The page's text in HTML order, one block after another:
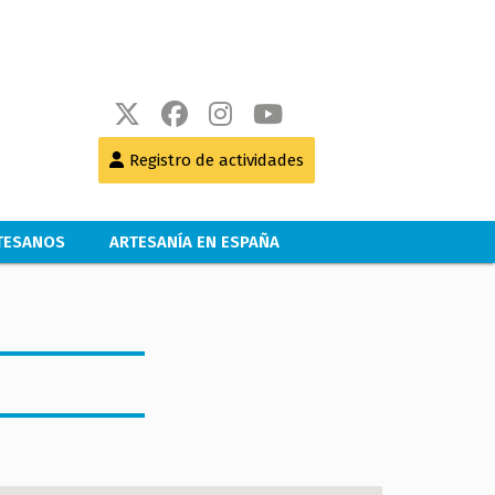
Registro de actividades
ARTESANÍA EN ESPAÑA